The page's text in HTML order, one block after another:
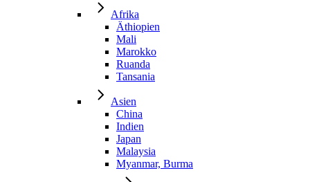
Afrika
Äthiopien
Mali
Marokko
Ruanda
Tansania
Asien
China
Indien
Japan
Malaysia
Myanmar, Burma